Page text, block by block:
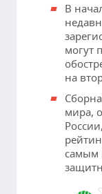
В
могут
на
мира,
самым